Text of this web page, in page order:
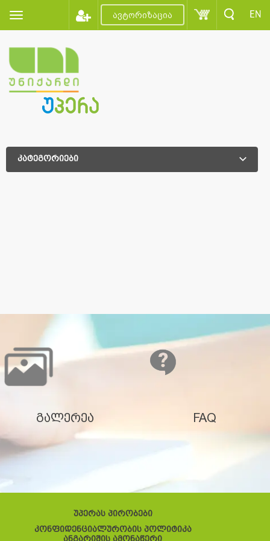
ავტორიზაცია EN
კატეგორიები
გალერეა FAQ
უპერას პირობები
კონფიდენციალურობის პოლიტიკა
ანგარიშის ამონაწერი